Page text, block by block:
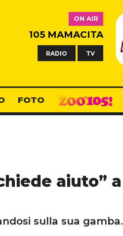
ON AIR
105 MAMACITA
RADIO TV
FOTO
aiuto” a
sulla sua gamba.